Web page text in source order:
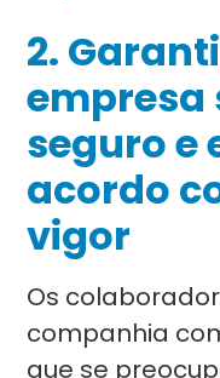
2.
empresa
seguro e
acordo
vigor
Os
companhia
que se